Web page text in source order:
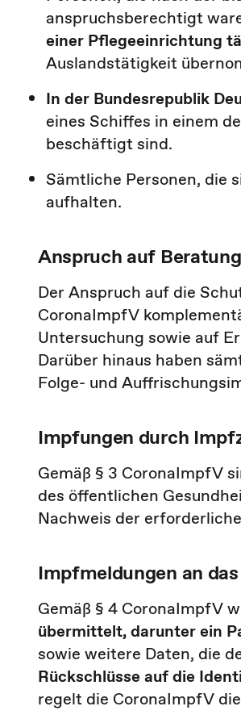
anspruchsberechtigt
einer Pflegeeinrichtung
Auslandstätigkeit
In der Bundesrepublik
eines Schiffes in einem
beschäftigt sind.
Sämtliche Personen, die
aufhalten.
Anspruch auf
Der Anspruch auf die
CoronaImpfV
Untersuchung sowie auf
Darüber hinaus haben
Folge- und
Impfungen durch
Gemäß § 3 CoronaImpfV
des öffentlichen
Nachweis der
Impfmeldungen an
Gemäß § 4 CoronaImpfV
übermittelt, darunter ein
sowie weitere Daten, die
Rückschlüsse auf die
regelt die CoronaImpfV